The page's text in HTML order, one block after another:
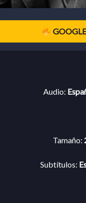
Audio:
Tamaño:
Subtítulos: